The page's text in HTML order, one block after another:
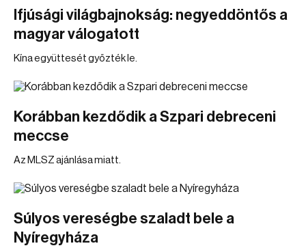
Ifjúsági világbajnokság: negyeddöntős a
magyar válogatott
Kína együttesét győzték le.
Korábban kezdődik a Szpari debreceni
meccse
Az MLSZ ajánlása miatt.
Súlyos vereségbe szaladt bele a
Nyíregyháza